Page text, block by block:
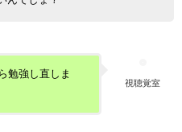
視聴覚室
勉強し直しま